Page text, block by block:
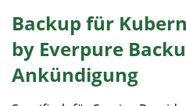
Backup für
by Everpure
Ankündigung